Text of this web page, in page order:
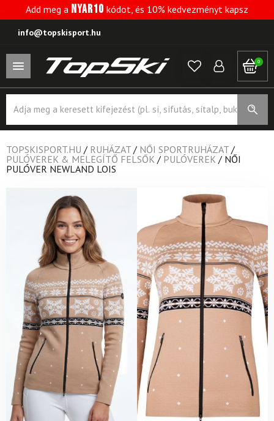
Add meg a NYAR10 kódot, és 10% kedvezményt kapsz
info@topskisport.hu
0
search
TOPSKISPORT.HU / RUHÁZAT / NŐI SPORTRUHÁZAT /
PULÓVEREK & MELEGÍTŐ FELSŐK / PULÓVEREK / NŐI
PULÓVER NEWLAND LOIS